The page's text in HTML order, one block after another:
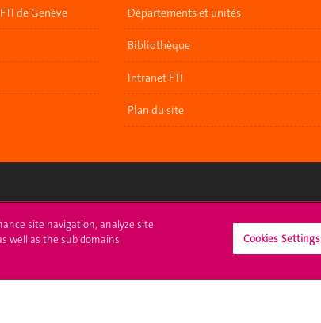
de Genève Départements et unités
Bibliothèque
Intranet FTI
Plan du site
Médias
site navigation, analyze site
well as the sub domains
Cookies Settings